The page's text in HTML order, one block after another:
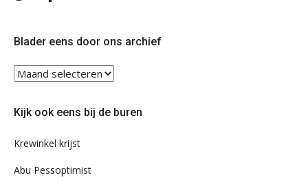
Blader eens door ons archief
Blader
eens
ons
Kijk ook eens bij de buren
Krewinkel krijst
Abu Pessoptimist